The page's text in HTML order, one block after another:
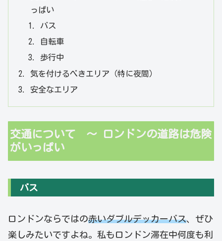
っぱい
バス
自転車
歩行中
気を付けるべきエリア（特に夜間）
安全なエリア
交通について ～ ロンドンの道路は危険
がいっぱい
バス
ロンドンならではの赤いダブルデッカーバス、ぜひ
楽しみたいですよね。私もロンドン滞在中何度も利